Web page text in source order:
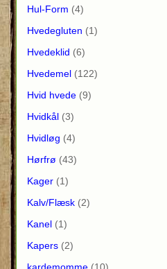
Hul-Form (4)
Hvedegluten (1)
Hvedeklid (6)
Hvedemel (122)
Hvid hvede (9)
Hvidkål (3)
Hvidløg (4)
Hørfrø (43)
Kager (1)
Kalv/Flæsk (2)
Kanel (1)
Kapers (2)
kardemomme (10)